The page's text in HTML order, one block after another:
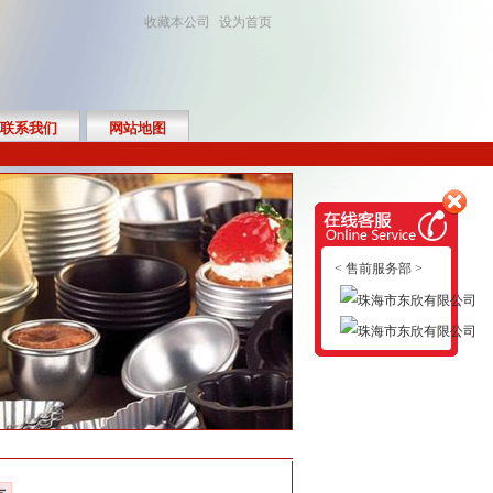
< 售前服务部 >
收藏本公司 设为首页
联系我们 网站地图